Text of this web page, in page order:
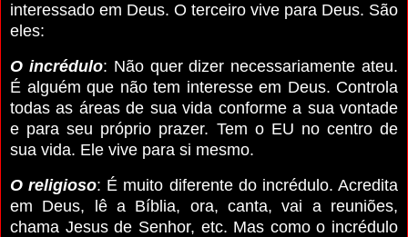
interessado em Deus. O terceiro vive para Deus. São
eles:
O incrédulo: Não quer dizer necessariamente ateu.
É alguém que não tem interesse em Deus. Controla
todas as áreas de sua vida conforme a sua vontade
e para seu próprio prazer. Tem o EU no centro de
sua vida. Ele vive para si mesmo.
O religioso: É muito diferente do incrédulo. Acredita
em Deus, lê a Bíblia, ora, canta, vai a reuniões,
chama Jesus de Senhor, etc. Mas como o incrédulo